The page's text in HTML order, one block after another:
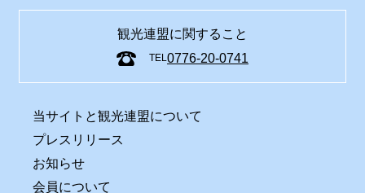
観光連盟に関すること
TEL0776-20-0741
当サイトと観光連盟について
プレスリリース
お知らせ
会員について